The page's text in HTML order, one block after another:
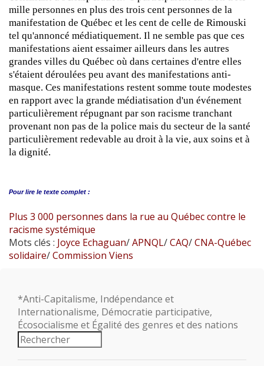
mille personnes en plus des trois cent personnes de la
manifestation de Québec et les cent de celle de Rimouski
tel qu'annoncé médiatiquement. Il ne semble pas que ces
manifestations aient essaimer ailleurs dans les autres
grandes villes du Québec où dans certaines d'entre elles
s'étaient déroulées peu avant des manifestations anti-
masque. Ces manifestations restent somme toute modestes
en rapport avec la grande médiatisation d'un événement
particulièrement répugnant par son racisme tranchant
provenant non pas de la police mais du secteur de la santé
particulièrement redevable au droit à la vie, aux soins et à
la dignité.
Pour lire le texte complet :
Plus 3 000 personnes dans la rue au Québec contre le
racisme systémique
Mots clés : Joyce Echaguan/APNQL/CAQ/CNA-Québec
solidaire/Commission Viens
*Anti-Capitalisme, Indépendance et
Internationalisme, Démocratie participative,
Écosocialisme et Égalité des genres et des nations